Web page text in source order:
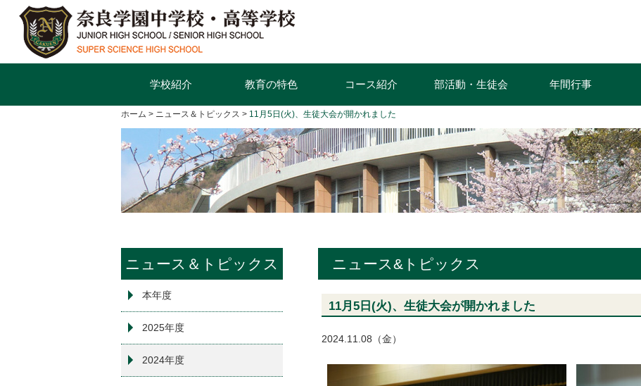
学校紹介 教育の特色 コース紹介 部活動・生徒会 年間行事
ホーム ニュース＆トピックス 11月5日(火)、生徒大会が開かれました
ニュース＆トピックス
本年度
2025年度
2024年度
ニュース&トピックス
11月5日(火)、生徒大会が開かれました
2024.11.08（金）